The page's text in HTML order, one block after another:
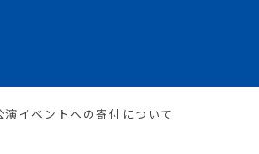
イベントへの寄付について